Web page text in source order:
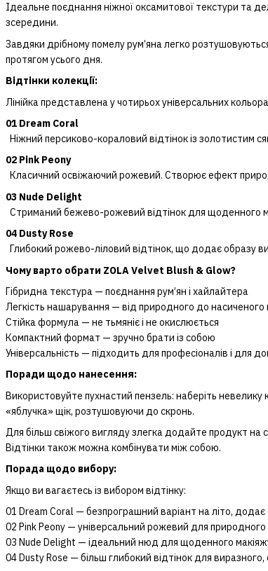
Ідеальне поєднання ніжної оксамитової текстури та
зсередини.
Завдяки дрібному помелу рум’яна легко
протягом усього дня.
Відтінки колекції:
Лінійка представлена у чотирьох універсальних
01 Dream Coral
Ніжний персиково-кораловий відтінок із золотистим
02 Pink Peony
Класичний освіжаючий рожевий. Створює ефект
03 Nude Delight
Стриманий бежево-рожевий відтінок для щоденного
04 Dusty Rose
Глибокий рожево-ліловий відтінок, що додає образу
Чому варто обрати ZOLA Velvet Blush & Glow?
Гібридна текстура — поєднання рум’ян і хайлайтера
Легкість нашарування — від природного до насиченого
Стійка формула — не тьмяніє і не окислюється
Компактний формат — зручно брати із собою
Універсальність — підходить для професіоналів і для
Поради щодо нанесення:
Використовуйте пухнастий пензель: наберіть невелику
«яблучка» щік, розтушовуючи до скронь.
Для більш свіжого вигляду злегка додайте продукт
Відтінки також можна комбінувати між собою.
Порада щодо вибору:
Якщо ви вагаєтесь із вибором відтінку:
01 Dream Coral — безпрограшний варіант на літо, додає
02 Pink Peony — універсальний рожевий для природного
03 Nude Delight — ідеальний нюд для щоденного
04 Dusty Rose — більш глибокий відтінок для